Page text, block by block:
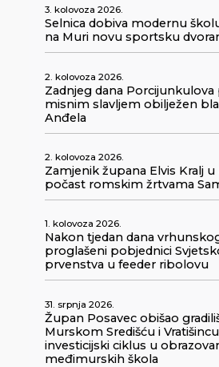
3. kolovoza 2026.
Selnica dobiva modernu
na Muri novu sportsku
2. kolovoza 2026.
Zadnjeg dana
misnim slavljem obilježen
Anđela
2. kolovoza 2026.
Zamjenik župana Elvis Kralj u
počast romskim žrtvama
1. kolovoza 2026.
Nakon tjedan dana
proglašeni pobjednici
prvenstva u feeder ribolovu
31. srpnja 2026.
Župan Posavec obišao
Murskom Središću i
investicijski ciklus u
međimurskih škola